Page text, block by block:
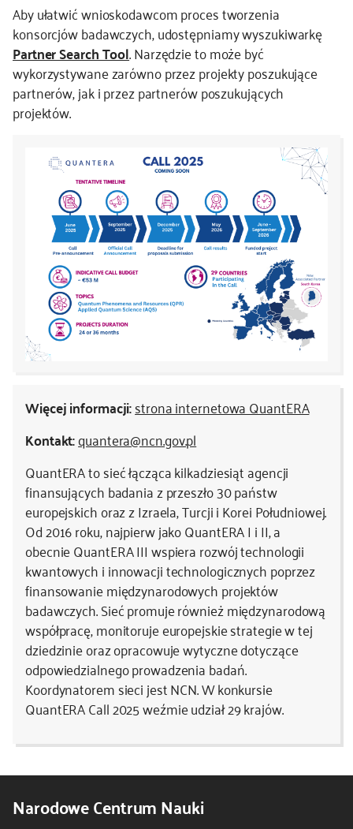
Aby ułatwić wnioskodawcom proces tworzenia
konsorcjów badawczych, udostępniamy wyszukiwarkę
Partner Search Tool. Narzędzie to może być
wykorzystywane zarówno przez projekty poszukujące
partnerów, jak i przez partnerów poszukujących
projektów.
Więcej informacji:strona internetowa QuantERA
Kontakt:quantera@ncn.gov.pl
QuantERA to sieć łącząca kilkadziesiąt agencji
finansujących badania z przeszło 30 państw
europejskich oraz z Izraela, Turcji i Korei Południowej.
Od 2016 roku, najpierw jako QuantERA I i II, a
obecnie QuantERA III wspiera rozwój technologii
kwantowych i innowacji technologicznych poprzez
finansowanie międzynarodowych projektów
badawczych. Sieć promuje również międzynarodową
współpracę, monitoruje europejskie strategie w tej
dziedzinie oraz opracowuje wytyczne dotyczące
odpowiedzialnego prowadzenia badań.
Koordynatorem sieci jest NCN. W konkursie
QuantERA Call 2025 weźmie udział 29 krajów.
Narodowe Centrum Nauki